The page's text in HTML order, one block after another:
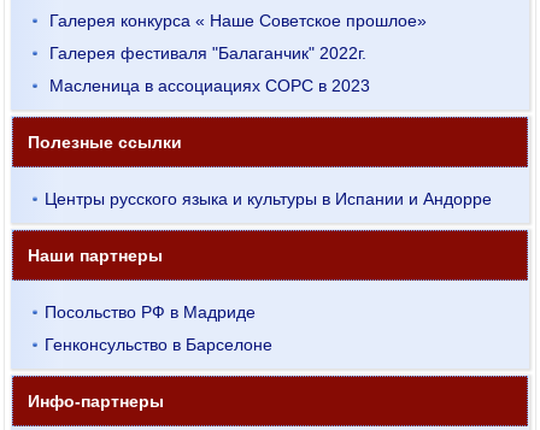
Галерея конкурса « Наше Советское прошлое»
Галерея фестиваля "Балаганчик" 2022г.
Масленица в ассоциациях СОРС в 2023
Полезные ссылки
Центры русского языка и культуры в Испании и Андорре
Наши партнеры
Посольство РФ в Мадриде
Генконсульство в Барселоне
Инфо-партнеры